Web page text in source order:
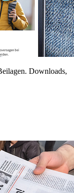
Downloads,